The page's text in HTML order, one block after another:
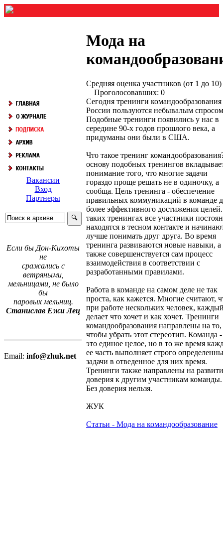
Вакансии
Вход
Партнеры
Если бы Дон-Кихоты
не
сражались с
ветряными,
мельницами, не было
бы
паровых мельниц.
Станислав Ежи Лец
Email: info@zhuk.net
Мода на
Средняя оценка участников (от 1 до
Проголосовавших: 0
Сегодня тренинги командообразования
России пользуются небывалым
Подобные тренинги появились у нас в
середине 90-х годов прошлого века, а
придуманы они были в США.
Что такое тренинг
основу подобных тренингов
понимание того, что многие задачи
гораздо проще решать не в одиночку, а
сообща. Цель тренинга - обеспечение
правильных коммуникаций в команде
более эффективного достижения
таких тренингах все участники
находятся в тесном контакте и
лучше понимать друг друга. Во время
тренинга развиваются новые навыки, а
также совершенствуется сам процесс
взаимодействия в соответствии с
разработанными правилами.
Работа в команде на самом деле не так
проста, как кажется. Многие считают,
при работе нескольких человек,
делает что хочет и как хочет. Тренинги
командообразования направлены на то,
чтобы убрать этот стереотип. Команда -
это единое целое, но в то же время
ее часть выполняет строго
задачи в отведенное для них время.
Тренинги также направлены на
доверия к другим участникам команды.
Без доверия нельзя.
ЖУК
Статьи - Мода на командообразование